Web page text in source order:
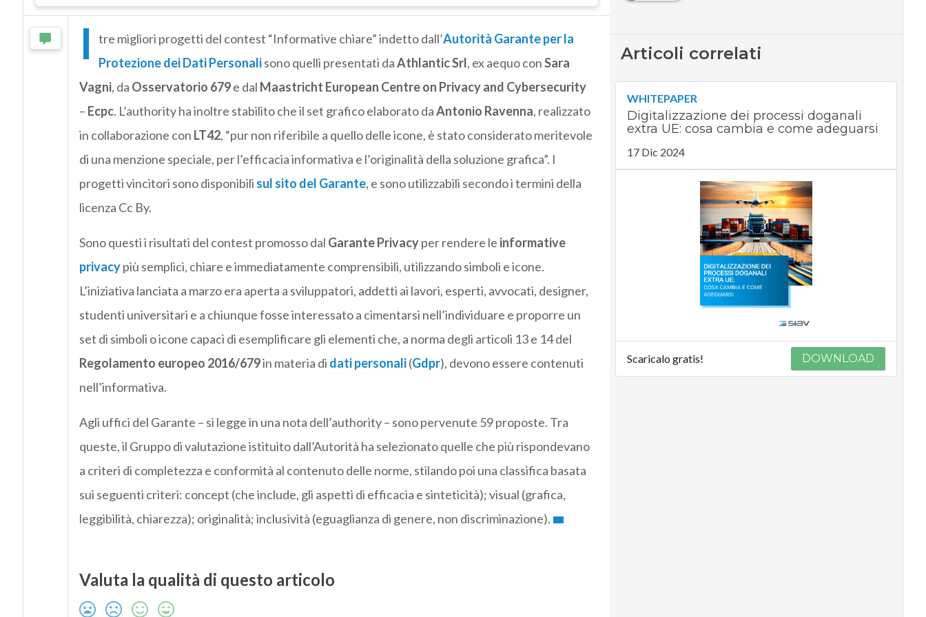
I tre migliori progetti del contest “Informative chiare” indetto dall’Autorità Garante per la
Protezione dei Dati Personalisono quelli presentati daAthlantic Srl, ex aequo conSara
Vagni, da Osservatorio 679e dal Maastricht European Centre on Privacy and Cybersecurity
– Ecpc. L’authority ha inoltre stabilito che il set grafico elaborato daAntonio Ravenna, realizzato
in collaborazione con LT42, “pur non riferibile a quello delle icone, è stato considerato meritevole
di una menzione speciale, per l’efficacia informativa e l’originalità della soluzione grafica”. I
progetti vincitori sono disponibili sul sito del Garante, e sono utilizzabili secondo i termini della
licenza Cc By.
Sono questi i risultati del contest promosso dal Garante Privacyper rendere le informative
privacypiù semplici, chiare e immediatamente comprensibili, utilizzando simboli e icone.
L’iniziativa lanciata a marzo era aperta a sviluppatori, addetti ai lavori, esperti, avvocati, designer,
studenti universitari e a chiunque fosse interessato a cimentarsi nell’individuare e proporre un
set di simboli o icone capaci di esemplificare gli elementi che, a norma degli articoli 13 e 14 del
Regolamento europeo 2016/679in materia di dati personali(Gdpr), devono essere contenuti
nell’informativa.
Agli uffici del Garante – si legge in una nota dell’authority – sono pervenute 59 proposte. Tra
queste, il Gruppo di valutazione istituito dall’Autorità ha selezionato quelle che più rispondevano
a criteri di completezza e conformità al contenuto delle norme, stilando poi una classifica basata
sui seguenti criteri: concept (che include, gli aspetti di efficacia e sinteticità); visual (grafica,
leggibilità, chiarezza); originalità; inclusività (eguaglianza di genere, non discriminazione).
Valuta la qualità di questo articolo
Articoli correlati
WHITEPAPER
Digitalizzazione dei processi doganali
extra UE: cosa cambia e come adeguarsi
17 Dic 2024
Scaricalo gratis! DOWNLOAD